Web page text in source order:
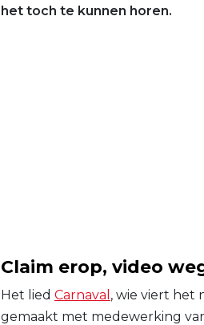
het toch te kunnen horen.
Claim erop, video
Het lied Carnaval , wie viert het
gemaakt met medewerking